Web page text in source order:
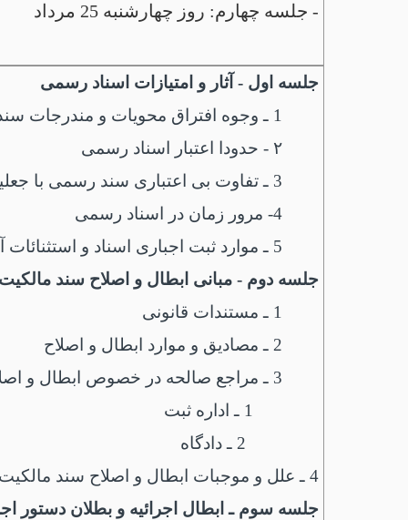
- جلسه چهارم: روز چهارشنبه 25 مرداد
جلسه اول - آثار و امتیازات اسناد رسمی
1 ـ وجوه افتراق محویات و مندرجات سند
۲ -
حدودا اعتبار اسناد رسمی
3 ـ
تفاوت بی اعتباری سند رسمی با
4- مرور زمان در اسناد رسمی
5 ـ موارد ثبت اجباری اسناد و استثنائات آن
جلسه دوم - مبانی ابطال و اصلاح سند
1 ـ مستندات قانونی
2 ـ مصادیق و موارد ابطال و اصلاح
3 ـ مراجع صالحه در خصوص ابطال و اصلاح
1 ـ اداره ثبت
2 ـ دادگاه
4 ـ علل و موجبات ابطال و اصلاح سند مالکیت
جلسه سوم ـ ابطال اجرائیه و بطلان دستور